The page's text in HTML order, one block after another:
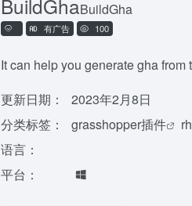
BuildGhaBuildGha
有广告 100
It can help you generate gha from
更新日期：
2023年2月8日
分类标签：
grasshopper插件
语言：
平台：